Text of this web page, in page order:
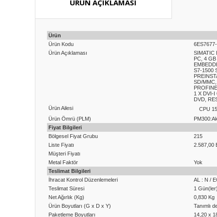
ÜRÜN AÇIKLAMASI
Ürün
Ürün Kodu
Ürün Açıklaması
SIMATIC
PC, 4
S7-1500
SD/
1 X DVI-I
DVD,
Ürün Ailesi
CPU
Ürün Ömrü (PLM)
Fiyat Bilgileri
Bölgesel Fiyat Grubu
215
Liste Fiyatı
2.587,00
Müşteri Fiyatı
Metal Faktör
Yok
Teslimat Bilgileri
İhracat Kontrol Düzenlemeleri
AL : N /
Teslimat Süresi
1 Gün(ler)
Net Ağırlık (Kg)
0,830 Kg
Ürün Boyutları (G x D x Y)
Tanımlı
Paketleme Boyutları
14,20 x